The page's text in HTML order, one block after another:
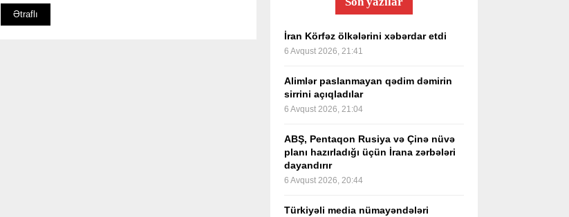
Ətraflı
İran Körfəz ölkələrini xəbərdar etdi
6 Avqust 2026, 21:41
Alimlər paslanmayan qədim dəmirin
sirrini açıqladılar
6 Avqust 2026, 21:04
ABŞ, Pentaqon Rusiya və Çinə nüvə
planı hazırladığı üçün İrana zərbələri
dayandırır
6 Avqust 2026, 20:44
Türkiyəli media nümayəndələri